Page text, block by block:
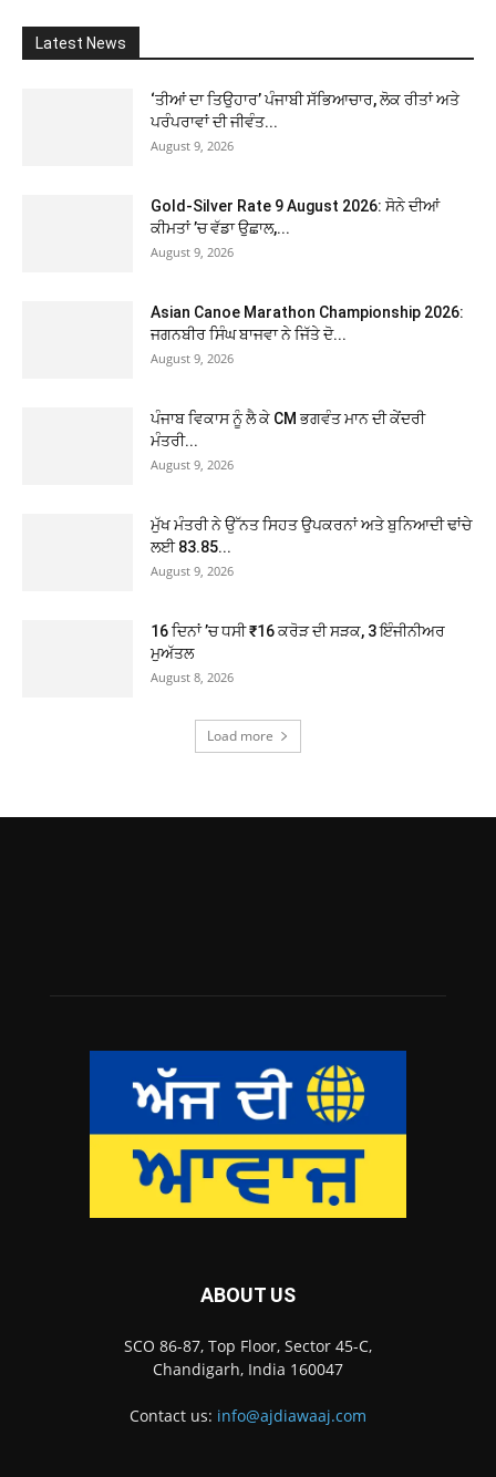
Latest News
‘ਤੀਆਂ ਦਾ ਤਿਉਹਾਰ’ ਪੰਜਾਬੀ ਸੱਭਿਆਚਾਰ, ਲੋਕ ਰੀਤਾਂ ਅਤੇ
ਪਰੰਪਰਾਵਾਂ ਦੀ ਜੀਵੰਤ...
August 9, 2026
Gold-Silver Rate 9 August 2026: ਸੋਨੇ ਦੀਆਂ
ਕੀਮਤਾਂ ’ਚ ਵੱਡਾ ਉਛਾਲ,...
August 9, 2026
Asian Canoe Marathon Championship 2026:
ਜਗਨਬੀਰ ਸਿੰਘ ਬਾਜਵਾ ਨੇ ਜਿੱਤੇ ਦੋ...
August 9, 2026
ਪੰਜਾਬ ਵਿਕਾਸ ਨੂੰ ਲੈ ਕੇ CM ਭਗਵੰਤ ਮਾਨ ਦੀ ਕੇਂਦਰੀ
ਮੰਤਰੀ...
August 9, 2026
ਮੁੱਖ ਮੰਤਰੀ ਨੇ ਉੱਨਤ ਸਿਹਤ ਉਪਕਰਨਾਂ ਅਤੇ ਬੁਨਿਆਦੀ ਢਾਂਚੇ
ਲਈ 83.85...
August 9, 2026
16 ਦਿਨਾਂ ’ਚ ਧਸੀ ₹16 ਕਰੋੜ ਦੀ ਸੜਕ, 3 ਇੰਜੀਨੀਅਰ
ਮੁਅੱਤਲ
August 8, 2026
Load more
ABOUT US
SCO 86-87, Top Floor, Sector 45-C,
Chandigarh, India 160047
Contact us: info@ajdiawaaj.com